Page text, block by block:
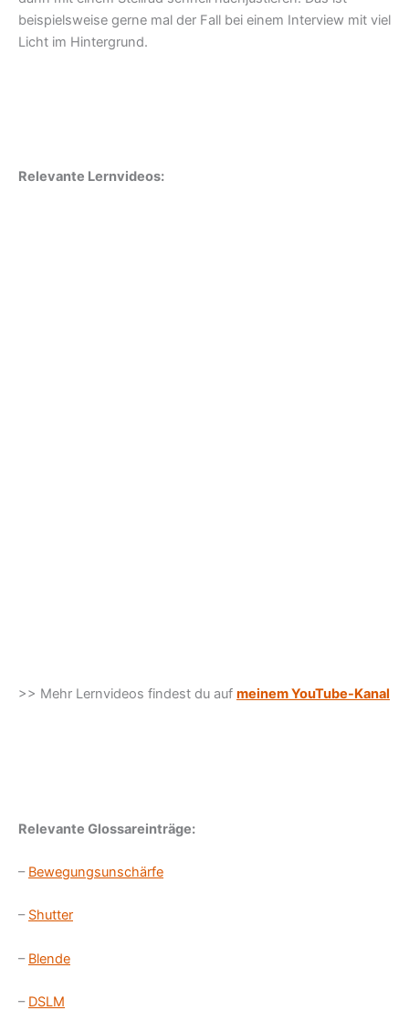
beispielsweise gerne mal der Fall bei einem Interview mit viel
Licht im Hintergrund.
Relevante Lernvideos:
>> Mehr Lernvideos findest du auf meinem YouTube-Kanal
Relevante Glossareinträge:
– Bewegungsunschärfe
– Shutter
– Blende
– DSLM